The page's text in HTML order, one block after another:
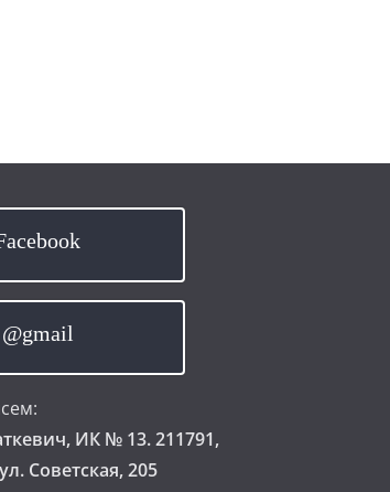
@gmail
ИК № 13. 211791,
Советская, 205